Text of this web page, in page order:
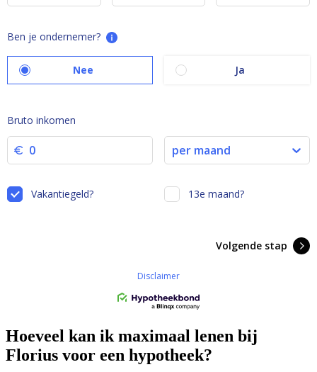
Hoeveel kan ik maximaal lenen bij
Florius voor een hypotheek?